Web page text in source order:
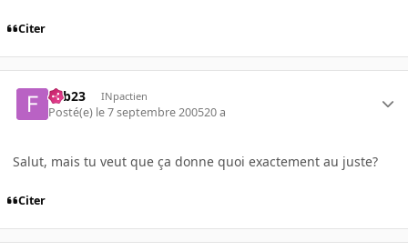
Citer
Fab23 INpactien
Posté(e) le 7 septembre 200520 a
Salut, mais tu veut que ça donne quoi exactement au juste?
Citer